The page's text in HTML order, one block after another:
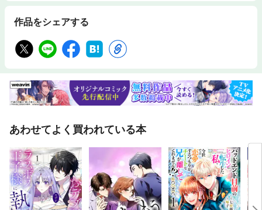
＝＝＝＝＝＝＝＝＝＝＝＝＝＝ Jリーグ情報、スカパー！サッカー番組案
内 他 ナビスコカップ決勝リポート Jリーグ番組ガイド スカパー！海外サ
ッカー番組ガイド スカパー！加入案内 2014シーズンtoto プレゼント＆イ
ンフォメーション 次号予告＆編集後記
作品をシェアする
あわせてよく買われている本